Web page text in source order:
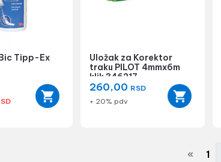
Tipp-Ex
Uložak za Korektor
traku PILOT 4mmx6m
klik 346217
260,00 RSD
+ 20% pdv
« 1